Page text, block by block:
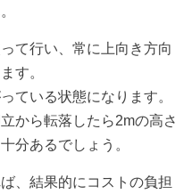
て行い、常に上向き方向
す。
ている状態になります。
から転落したら2mの高さ
分あるでしょう。
、結果的にコストの負担